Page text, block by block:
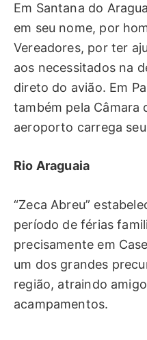
Em Santana do
em seu nome, por
Vereadores, por ter
aos necessitados na
direto do avião. Em
também pela Câmara
aeroporto carrega
Rio Araguaia
“Zeca Abreu”
período de férias
precisamente em
um dos grandes
região, atraindo
acampamentos.